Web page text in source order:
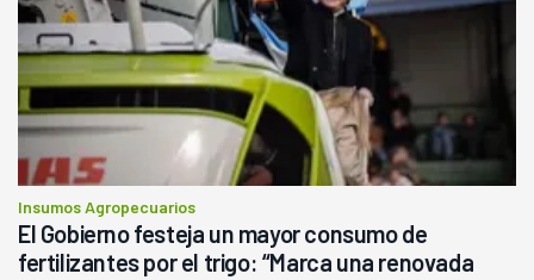
Insumos Agropecuarios
El Gobierno festeja un mayor consumo de
fertilizantes por el trigo: “Marca una renovada